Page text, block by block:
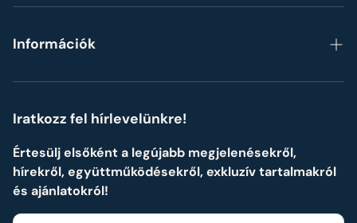
Bögrék
Szettek, készletek
Információk
ÁSZF
Adatvédelmi ismertető
Impresszum
Cookie tájékoztató
Elállási nyilatkozat
Iratkozz fel hírlevelünkre!
Értesülj elsőként a legújabb megjelenésekről,
hírekről, együttműködésekről, exkluzív tartalmakról
és ajánlatokról!